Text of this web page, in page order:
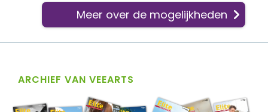
Meer over de mogelijkheden
ARCHIEF VAN VEEARTS